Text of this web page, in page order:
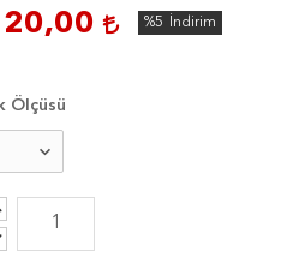
%5 İndirim
Ölçüsü